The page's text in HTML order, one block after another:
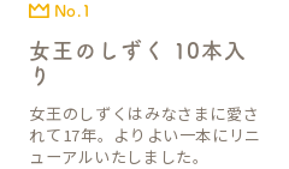
No.1
女王のしずく 10本入
り
女王のしずくはみなさまに愛さ
れて17年。よりよい一本にリニ
ューアルいたしました。